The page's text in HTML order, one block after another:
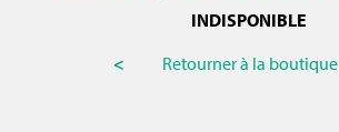
INDISPONIBLE
<
Retourner à la boutique